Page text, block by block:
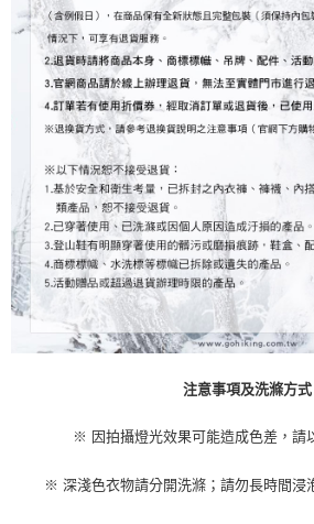
注意事項及洗滌方式
※ 因拍攝燈光效果可能造成色差，請
※ 深淺色衣物請分開洗滌；請勿長時間浸